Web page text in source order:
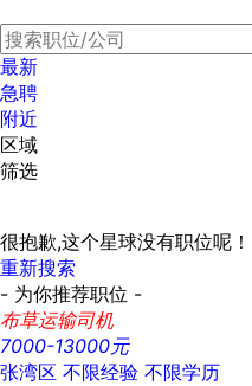
最新
急聘
附近
区域
筛选
很抱歉,这个星球没有职位呢！
重新搜索
- 为你推荐职位 -
布草运输司机
7000-13000元
张湾区 不限经验 不限学历